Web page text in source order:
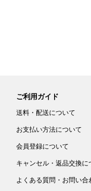
ご利用ガイド
送料・配送について
お支払い方法について
会員登録について
キャンセル・返品交換に
よくある質問・お問い合